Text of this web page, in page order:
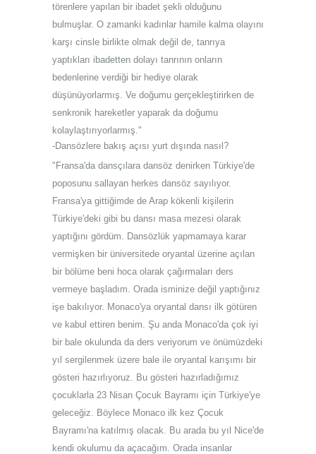
törenlere yapılan bir ibadet şekli olduğunu
bulmuşlar. O zamanki kadınlar hamile kalma olayını
karşı cinsle birlikte olmak değil de, tanrıya
yaptıkları ibadetten dolayı tanrının onların
bedenlerine verdiği bir hediye olarak
düşünüyorlarmış. Ve doğumu gerçekleştirirken de
senkronik hareketler yaparak da doğumu
kolaylaştırıyorlarmış."
-Dansözlere bakış açısı yurt dışında nasıl?
"Fransa'da dansçılara dansöz denirken Türkiye'de
poposunu sallayan herkes dansöz sayılıyor.
Fransa'ya gittiğimde de Arap kökenli kişilerin
Türkiye'deki gibi bu dansı masa mezesi olarak
yaptığını gördüm. Dansözlük yapmamaya karar
vermişken bir üniversitede oryantal üzerine açılan
bir bölüme beni hoca olarak çağırmaları ders
vermeye başladım. Orada isminize değil yaptığınız
işe bakılıyor. Monaco'ya oryantal dansı ilk götüren
ve kabul ettiren benim. Şu anda Monaco'da çok iyi
bir bale okulunda da ders veriyorum ve önümüzdeki
yıl sergilenmek üzere bale ile oryantal karışımı bir
gösteri hazırlıyoruz. Bu gösteri hazırladığımız
çocuklarla 23 Nisan Çocuk Bayramı için Türkiye'ye
geleceğiz. Böylece Monaco ilk kez Çocuk
Bayramı'na katılmış olacak. Bu arada bu yıl Nice'de
kendi okulumu da açacağım. Orada insanlar